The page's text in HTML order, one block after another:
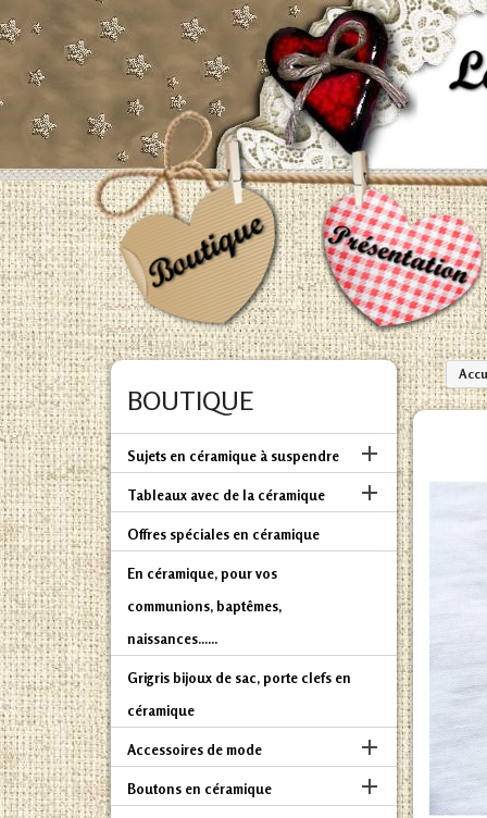
BOUTIQUE
Sujets en céramique à suspendre 
Tableaux avec de la céramique 
Offres spéciales en céramique
En céramique, pour vos
communions, baptêmes,
naissances......
Grigris bijoux de sac, porte clefs en
céramique
Accessoires de mode 
Boutons en céramique 